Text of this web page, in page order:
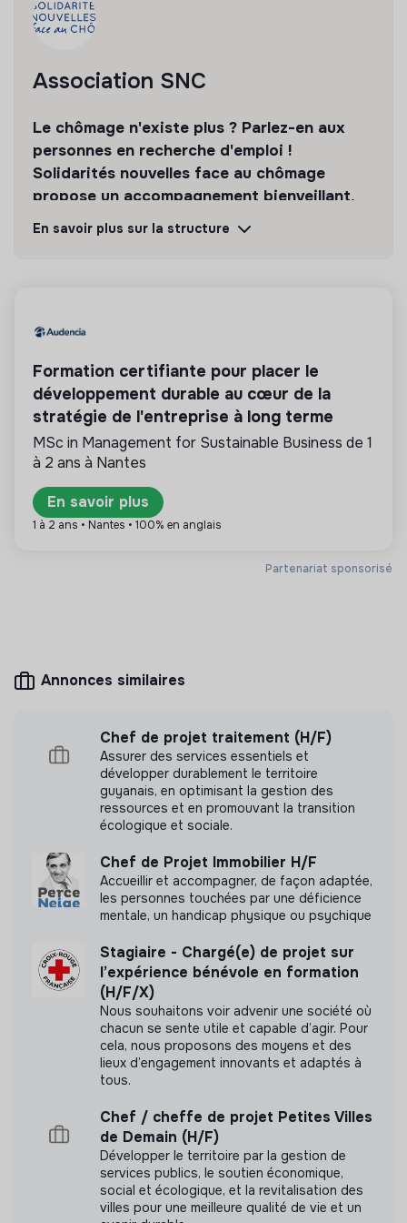
Une montée en compétences sur les outils
numériques et la gestion de projet ;
initiatives ;
La participation aux réunions d’équipe, groupes de
travail et temps forts de l’association.
Association SNC
Le chômage n'existe plus ? Parlez-en aux
personnes en recherche d'emploi !
Solidarités nouvelles face au chômage
propose un accompagnement bienveillant,
gratuit, personnalisé et sans limite de
Cette structure repose sur un principe de
solidarité et d’utilité sociale : son mode de
gestion est démocratique et participatif, et sa
lucrativité est limitée. Il s’agit d’une association,
coopérative, fondation, mutuelle ou entreprise
Association SNC n'a pas encore transmis de
mesure d'impact
Labels et certifications
Talents for the Planet
Documents
N'a pas encore communiqué de documents de
En savoir plus sur la structure
Partenariat sponsorisé
Formation certifiante pour placer le
développement durable au cœur de la
stratégie de l'entreprise à long terme
MSc in Management for Sustainable Business de 1
à 2 ans à Nantes
En savoir plus
1 à 2 ans • Nantes • 100% en anglais
Annonces similaires
Chef de projet traitement (H/F)
Assurer des services essentiels et
développer durablement le territoire
guyanais, en optimisant la gestion des
ressources et en promouvant la transition
écologique et sociale.
Chef de Projet Immobilier H/F
Accueillir et accompagner, de façon adaptée,
les personnes touchées par une déficience
mentale, un handicap physique ou psychique
Stagiaire - Chargé(e) de projet sur
l’expérience bénévole en formation
(H/F/X)
Nous souhaitons voir advenir une société où
chacun se sente utile et capable d’agir. Pour
cela, nous proposons des moyens et des
lieux d’engagement innovants et adaptés à
tous.
Chef / cheffe de projet Petites Villes
de Demain (H/F)
Développer le territoire par la gestion de
services publics, le soutien économique,
social et écologique, et la revitalisation des
villes pour une meilleure qualité de vie et un